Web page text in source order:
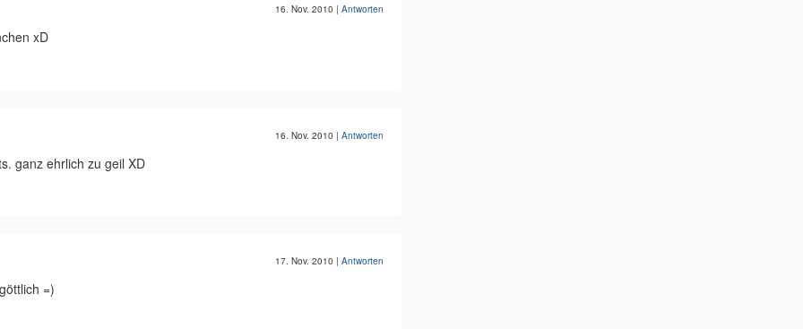
16. Nov. 2010 | Antworten
xD
16. Nov. 2010 | Antworten
ganz ehrlich zu geil XD
17. Nov. 2010 | Antworten
=)